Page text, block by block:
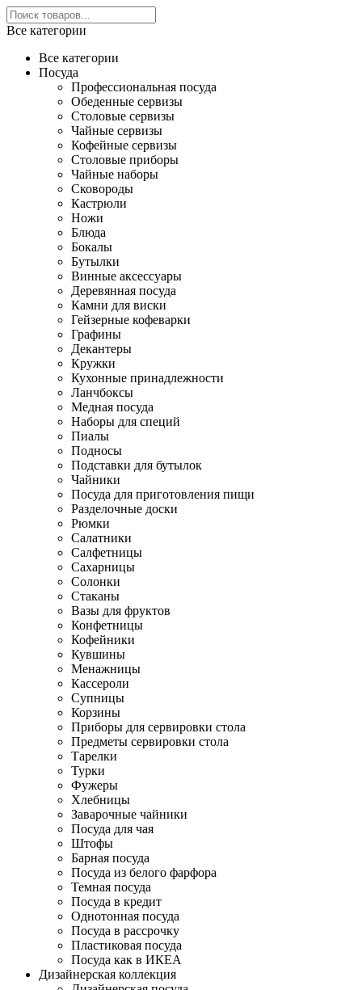
Все категории
Все категории
Посуда
Профессиональная посуда
Обеденные сервизы
Столовые сервизы
Чайные сервизы
Кофейные сервизы
Столовые приборы
Чайные наборы
Сковороды
Кастрюли
Ножи
Блюда
Бокалы
Бутылки
Винные аксессуары
Деревянная посуда
Камни для виски
Гейзерные кофеварки
Графины
Декантеры
Кружки
Кухонные принадлежности
Ланчбоксы
Медная посуда
Наборы для специй
Пиалы
Подносы
Подставки для бутылок
Чайники
Посуда для приготовления пищи
Разделочные доски
Рюмки
Салатники
Салфетницы
Сахарницы
Солонки
Стаканы
Вазы для фруктов
Конфетницы
Кофейники
Кувшины
Менажницы
Кассероли
Супницы
Корзины
Приборы для сервировки стола
Предметы сервировки стола
Тарелки
Турки
Фужеры
Хлебницы
Заварочные чайники
Посуда для чая
Штофы
Барная посуда
Посуда из белого фарфора
Темная посуда
Посуда в кредит
Однотонная посуда
Посуда в рассрочку
Пластиковая посуда
Посуда как в ИКЕА
Дизайнерская коллекция